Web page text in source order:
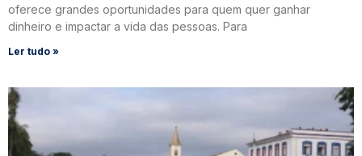
oferece grandes oportunidades para quem quer ganhar
dinheiro e impactar a vida das pessoas. Para
Ler tudo »